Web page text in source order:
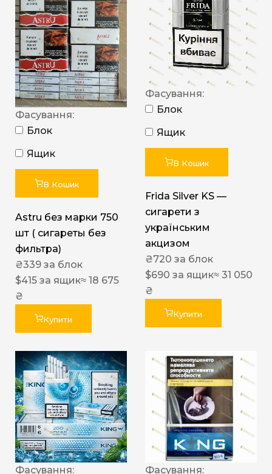
Фасування:
Блок
Ящик
В Кошик
Astru без марки 750
шт ( сигареты без
фильтра)
₴339 за блок
$415 за ящик≈ 18 675
₴
Купити
Фасування:
Блок
Ящик
В Кошик
Frida Silver KS —
сигарети з
українським
акцизом
₴720 за блок
$690 за ящик≈ 31 050
₴
Купити
Фасування:
Фасування: